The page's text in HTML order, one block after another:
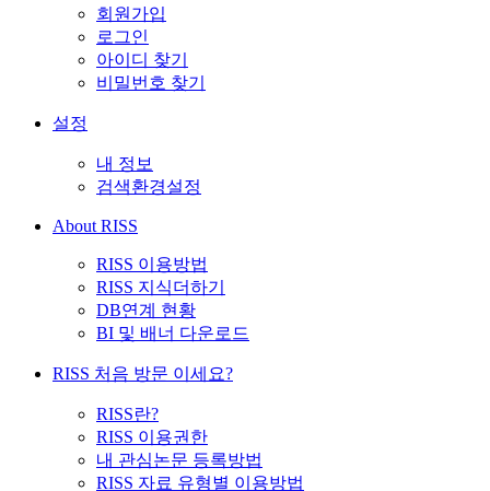
회원가입
로그인
아이디 찾기
비밀번호 찾기
설정
내 정보
검색환경설정
About RISS
RISS 이용방법
RISS 지식더하기
DB연계 현황
BI 및 배너 다운로드
RISS 처음 방문 이세요?
RISS란?
RISS 이용권한
내 관심논문 등록방법
RISS 자료 유형별 이용방법